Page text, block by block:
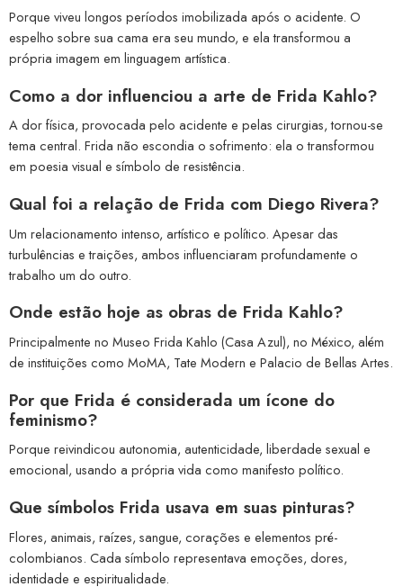
Porque viveu longos períodos imobilizada após o acidente. O
espelho sobre sua cama era seu mundo, e ela transformou a
própria imagem em linguagem artística.
Como a dor influenciou a arte de Frida Kahlo?
A dor física, provocada pelo acidente e pelas cirurgias, tornou-se
tema central. Frida não escondia o sofrimento: ela o transformou
em poesia visual e símbolo de resistência.
Qual foi a relação de Frida com Diego Rivera?
Um relacionamento intenso, artístico e político. Apesar das
turbulências e traições, ambos influenciaram profundamente o
trabalho um do outro.
Onde estão hoje as obras de Frida Kahlo?
Principalmente no Museo Frida Kahlo (Casa Azul), no México, além
de instituições como MoMA, Tate Modern e Palacio de Bellas Artes.
Por que Frida é considerada um ícone do
feminismo?
Porque reivindicou autonomia, autenticidade, liberdade sexual e
emocional, usando a própria vida como manifesto político.
Que símbolos Frida usava em suas pinturas?
Flores, animais, raízes, sangue, corações e elementos pré-
colombianos. Cada símbolo representava emoções, dores,
identidade e espiritualidade.